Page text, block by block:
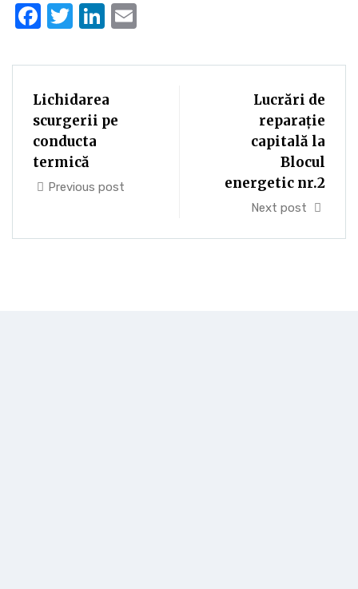
Facebook
TwitterLinkedIn
Lichidarea
scurgerii pe
conducta
termică
Previous post
Lucrări de
reparație
capitală la
Blocul
energetic nr.2
Next post